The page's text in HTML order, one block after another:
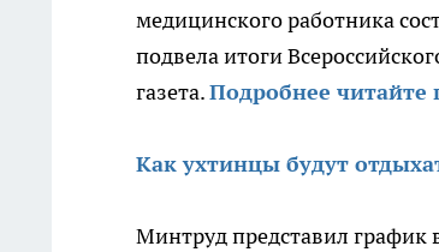
медицинского работника
подвела итоги
газета.Подробнее читайте
Как ухтинцы будут
Минтруд представил график